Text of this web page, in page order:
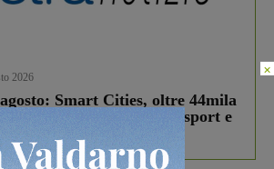
2026
Smart Cities, oltre 44mila
torna il bando per lo sport e
Estrair
×